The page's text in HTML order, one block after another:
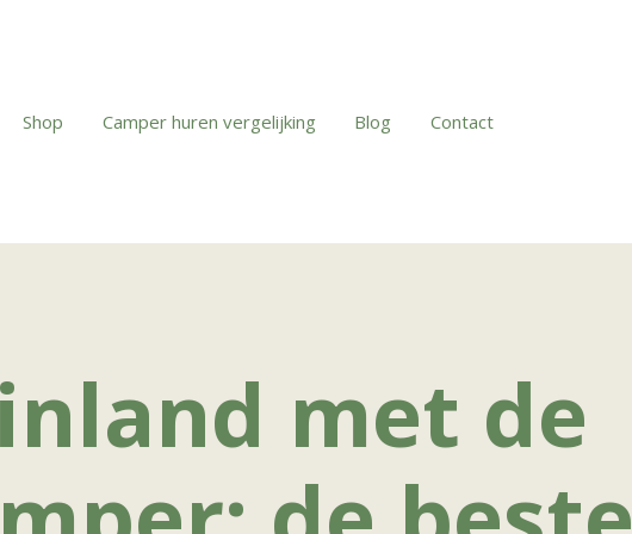
Shop Camper huren vergelijking Blog Contact
met de